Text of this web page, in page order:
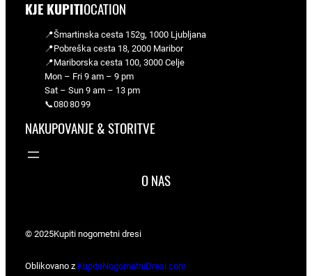
KJE KUPITIOCATION
📍Šmartinska cesta 152g, 1000 Ljubljana
📍Pobreška cesta 18, 2000 Maribor
📍Mariborska cesta 100, 3000 Celje
Mon – Fri 9 am – 9 pm
Sat – Sun 9 am – 13 pm
📞080 80 99
NAKUPOVANJE & STORITVE
O NAS
© 2025Kupiti nogometni dresi
Oblikovano z KupiteNogometniDresi.com